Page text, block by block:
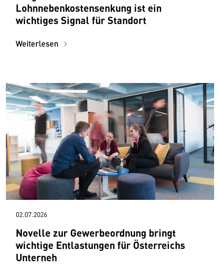
Lohnnebenkostensenkung ist ein
wichtiges Signal für Standort
Weiterlesen
02.07.2026
Novelle zur Gewerbeordnung bringt
wichtige Entlastungen für Österreichs
Unterneh